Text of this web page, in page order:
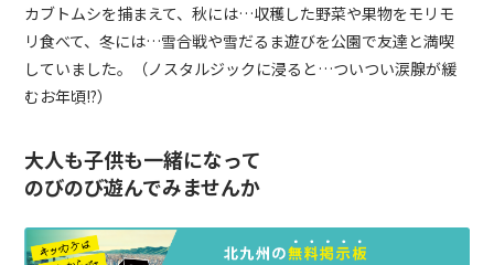
カブトムシを捕まえて、秋には…収穫した野菜や果物をモリモ
リ食べて、冬には…雪合戦や雪だるま遊びを公園で友達と満喫
していました。（ノスタルジックに浸ると…ついつい涙腺が緩
むお年頃!?）
大人も子供も一緒になって
のびのび遊んでみませんか